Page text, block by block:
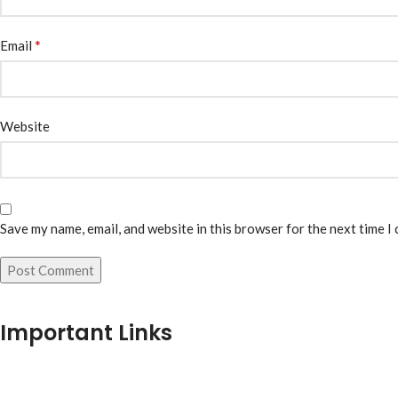
Email *
Website
Save my name, email, and website in this browser for the next time I
Important Links